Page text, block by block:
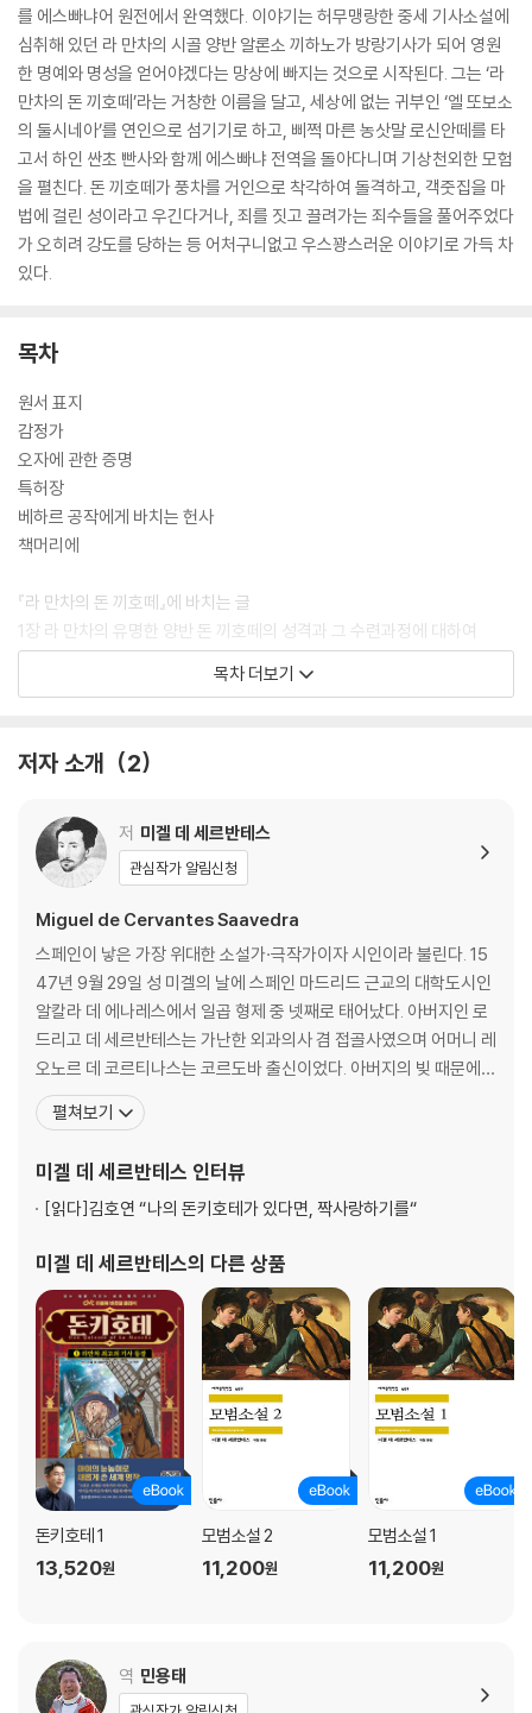
를 에스빠냐어 원전에서 완역했다. 이야기는 허무맹랑한 중세 기사소설에
심취해 있던 라 만차의 시골 양반 알론소 끼하노가 방랑기사가 되어 영원
한 명예와 명성을 얻어야겠다는 망상에 빠지는 것으로 시작된다. 그는 ‘라
만차의 돈 끼호떼’라는 거창한 이름을 달고, 세상에 없는 귀부인 ‘엘 또보소
의 둘시네아’를 연인으로 섬기기로 하고, 삐쩍 마른 농삿말 로신안떼를 타
고서 하인 싼초 빤사와 함께 에스빠냐 전역을 돌아다니며 기상천외한 모험
을 펼친다. 돈 끼호떼가 풍차를 거인으로 착각하여 돌격하고, 객줏집을 마
법에 걸린 성이라고 우긴다거나, 죄를 짓고 끌려가는 죄수들을 풀어주었다
가 오히려 강도를 당하는 등 어처구니없고 우스꽝스러운 이야기로 가득 차
있다.
목차
원서 표지
감정가
오자에 관한 증명
특허장
베하르 공작에게 바치는 헌사
책머리에
『라 만차의 돈 끼호떼』에 바치는 글
1장 라 만차의 유명한 양반 돈 끼호떼의 성격과 그 수련과정에 대하여
2장 돈 끼호떼가 처음 고향을 떠날 때의 이야기
3장 가장 우스꽝스러운 돈 끼호떼의 기사 서품식 장면
6장 신부와 이발사가 이 기발한 시골 양반의 서재를 뒤지면서 일어난 엄청
7장 우리의 기사 라 만차의 돈 끼호떼가 두번째로 출정한 데 대하여
8장 용감한 기사 돈 끼호떼가 풍차와 맞선 기상천외의 모험 이야기와 그밖
의 재미있는 사건들에 대하여
9장 용감한 기사 라 만차의 돈 끼호떼와 늠름한 비스까야의 청년 사이에
일어난 대결투가 결판이 나다
10장 비스까야 사람과 돈 끼호떼 사이에 벌어진 다음 이야기와 양구아스
지방 패거리와의 사이에 빚어진 위험한 사건들
11장 염소치기들과 함께 있으면서 벌어진 일들에 대하여
12장 돈 끼호떼와 함께 있던 사람들에게 한 목동이 들려준 이야기
14장 죽은 목동의 절망에 찬 시에 대한 이야기와 뜻밖의 사건들
모험 이야기
16장 어떤 영주의 성이라고 생각한 객줏집에서 이 기발한 시골 양반이 겪
17장 불행하게도 성으로 생각했던 객줏집에서 용감한 돈 끼호떼와 착한
하인 싼초 빤사가 계속해서 겪어야 했던 수많은 고초에 대하여
18장 싼초 빤사가 돈 끼호떼와 나눈 이야기와 이야깃거리가 될 만한 다른
모험들에 대하여
19장 싼초가 주인과 나눈 흥미진진한 이야기, 시체를 둘러싼 모험과 그밖
의 유명한 사건들에 대하여
20장 용감한 라 만차의 돈 끼호떼, 이 유명한 기사가 가장 위험 없이 끝낸,
세상에서 듣도 보도 못한 모험에 대하여
21장 맘브리노 요술투구를 훌륭하게 구해낸 최대의 모험과 우리의 무적기
사에게 벌어진 또다른 사건들에 대하여
22장 돈 끼호떼가 불행한 사람들, 즉 자신들의 의사와 달리 가고 싶지 않은
곳으로 끌려가는 수많은 사람을 풀어준 이야기에 대하여
24장 씨에라 모레나 산중에서 일어난 다음 이야기
25장 씨에라 모레나 산중에서 라 만차의 용감한 기사에게 일어난 이상한
목차 더보기
저자 소개 2
저 미겔 데 세르반테스
관심작가 알림신청
Miguel de Cervantes Saavedra
스페인이 낳은 가장 위대한 소설가·극작가이자 시인이라 불린다. 15
47년 9월 29일 성 미겔의 날에 스페인 마드리드 근교의 대학도시인
알칼라 데 에나레스에서 일곱 형제 중 넷째로 태어났다. 아버지인 로
드리고 데 세르반테스는 가난한 외과의사 겸 접골사였으며 어머니 레
오노르 데 코르티나스는 코르도바 출신이었다. 아버지의 빚 때문에
몇 달간 투옥되었던 세르반테스는 19세가 되던 해 유명한 에라스무
스주의자 후안 로페스 데 오요스가 교장으로 있는 학교에 들어가고, 1
발간한 문집에 시 네 편을 수록한다. 이는 세르반테스의
펼쳐보기
미겔 데 세르반테스 인터뷰
[읽다]김호연 “나의 돈키호테가 있다면, 짝사랑하기를“
미겔 데 세르반테스의 다른 상품
돈키호테 1
13,520원
모범소설 2
11,200원
모범소설 1
11,200원
역 민용태